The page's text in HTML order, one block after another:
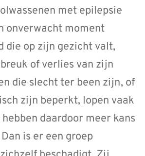
met epilepsie
onverwacht moment
die op zijn gezicht valt,
of verlies van zijn
die slecht ter been zijn, of
zijn beperkt, lopen vaak
daardoor meer kans
is er een groep